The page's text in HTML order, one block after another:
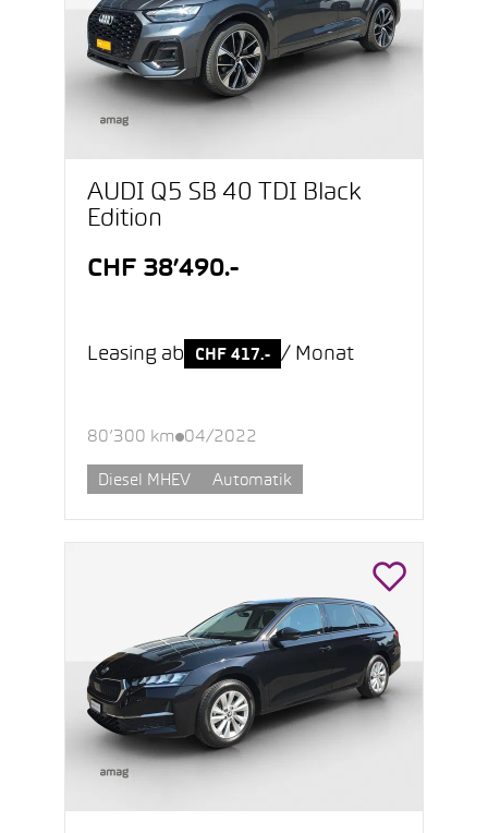
AUDI Q5 SB 40 TDI Black
Edition
CHF 38’490.-
Leasing ab CHF 417.- / Monat
80’300 km 04/2022
Diesel MHEV Automatik